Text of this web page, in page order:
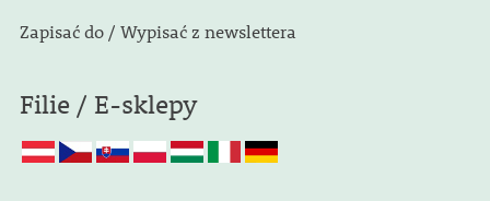
Zapisać do / Wypisać z newslettera
Filie / E-sklepy